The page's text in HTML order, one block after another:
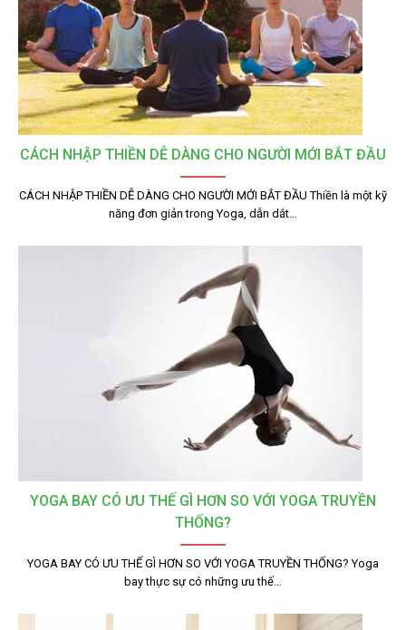
CÁCH NHẬP THIỀN DỄ DÀNG CHO NGƯỜI MỚI BẮT ĐẦU
CÁCH NHẬP THIỀN DỄ DÀNG CHO NGƯỜI MỚI BẮT ĐẦU Thiền là một kỹ
năng đơn giản trong Yoga, dẫn dắt…
YOGA BAY CÓ ƯU THẾ GÌ HƠN SO VỚI YOGA TRUYỀN
THỐNG?
YOGA BAY CÓ ƯU THẾ GÌ HƠN SO VỚI YOGA TRUYỀN THỐNG? Yoga
bay thực sự có những ưu thế…